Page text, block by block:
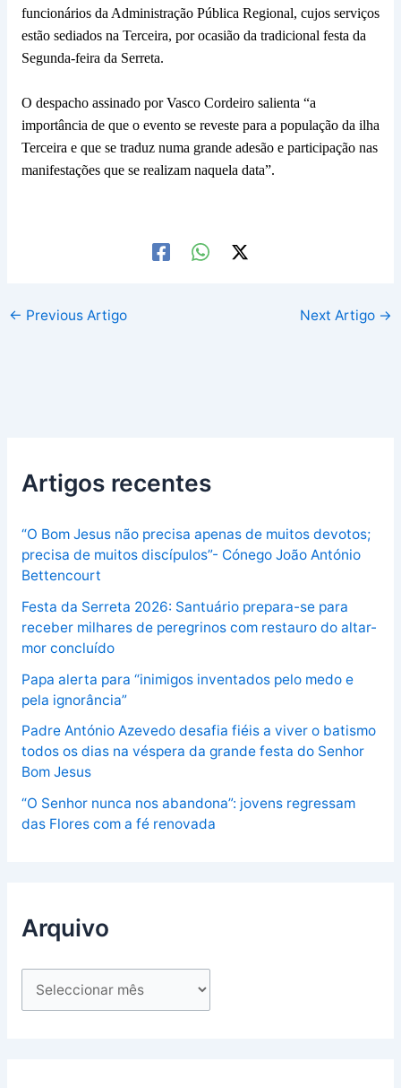
funcionários da Administração Pública Regional, cujos serviços
estão sediados na Terceira, por ocasião da tradicional festa da
Segunda-feira da Serreta.
O despacho assinado por Vasco Cordeiro salienta “a
importância de que o evento se reveste para a população da ilha
Terceira e que se traduz numa grande adesão e participação nas
manifestações que se realizam naquela data”.
← Previous Artigo Next Artigo →
Artigos recentes
“O Bom Jesus não precisa apenas de muitos devotos;
precisa de muitos discípulos”- Cónego João António
Bettencourt
Festa da Serreta 2026: Santuário prepara-se para
receber milhares de peregrinos com restauro do altar-
mor concluído
Papa alerta para “inimigos inventados pelo medo e
pela ignorância”
Padre António Azevedo desafia fiéis a viver o batismo
todos os dias na véspera da grande festa do Senhor
Bom Jesus
“O Senhor nunca nos abandona”: jovens regressam
das Flores com a fé renovada
Arquivo